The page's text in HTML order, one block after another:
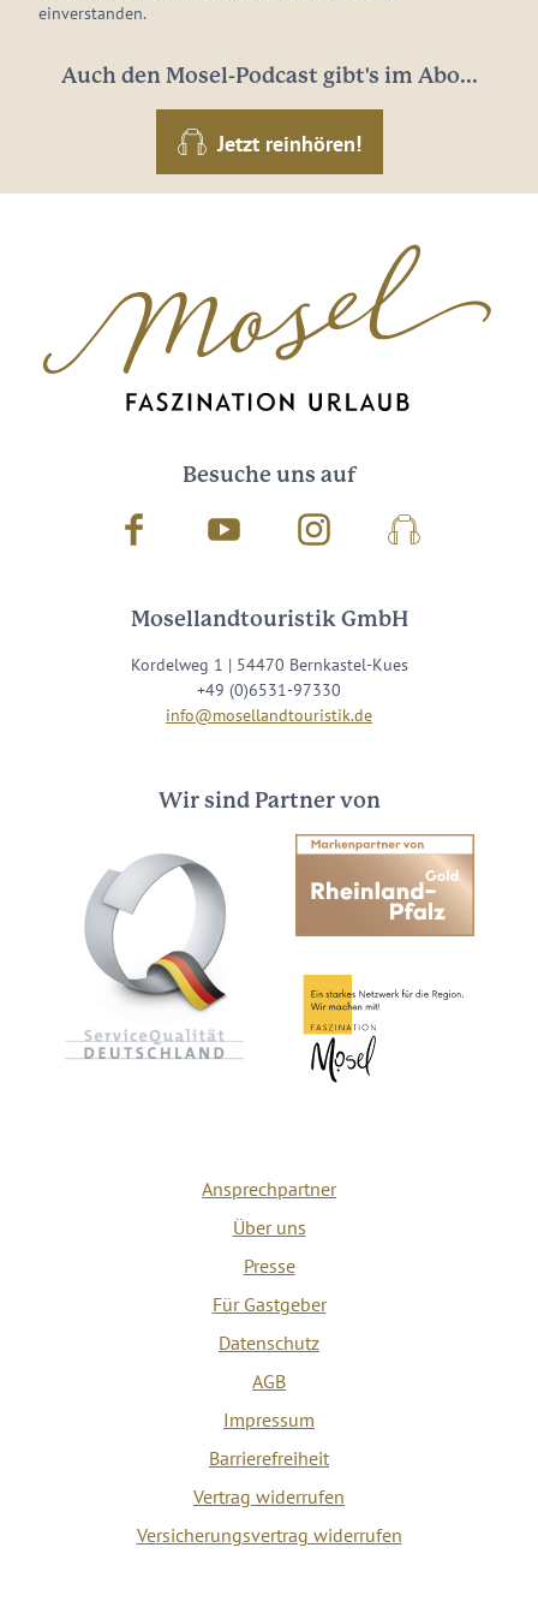
einverstanden.
Auch den Mosel-Podcast gibt's im Abo...
Jetzt reinhören!
Besuche uns auf
Facebook Youtube InstagramPodcast
Mosellandtouristik GmbH
Kordelweg 1 | 54470 Bernkastel-Kues
+49 (0)6531-97330
info@mosellandtouristik.de
Wir sind Partner von
Ansprechpartner
Über uns
Presse
Für Gastgeber
Datenschutz
AGB
Impressum
Barrierefreiheit
Vertrag widerrufen
Versicherungsvertrag widerrufen